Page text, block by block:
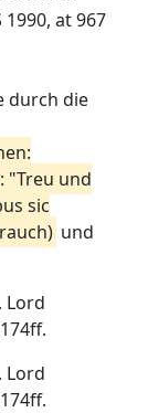
at 967
durch die
"Treu und
sic
und
Lord
Lord